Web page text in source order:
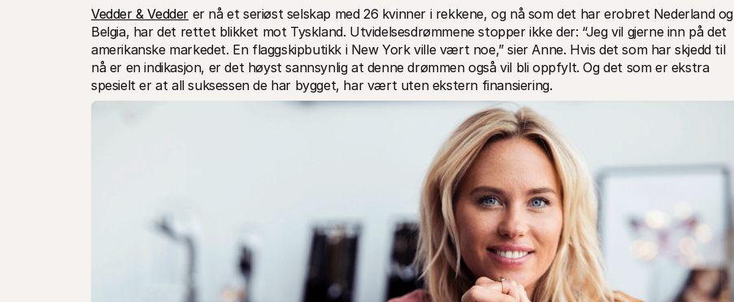
Vedder & Vedder er nå et seriøst selskap med 26 kvinner i rekkene, og nå som det har erobret Nederland og
Belgia, har det rettet blikket mot Tyskland. Utvidelsesdrømmene stopper ikke der: “Jeg vil gjerne inn på det
amerikanske markedet. En flaggskipbutikk i New York ville vært noe,” sier Anne. Hvis det som har skjedd til
nå er en indikasjon, er det høyst sannsynlig at denne drømmen også vil bli oppfylt. Og det som er ekstra
spesielt er at all suksessen de har bygget, har vært uten ekstern finansiering.